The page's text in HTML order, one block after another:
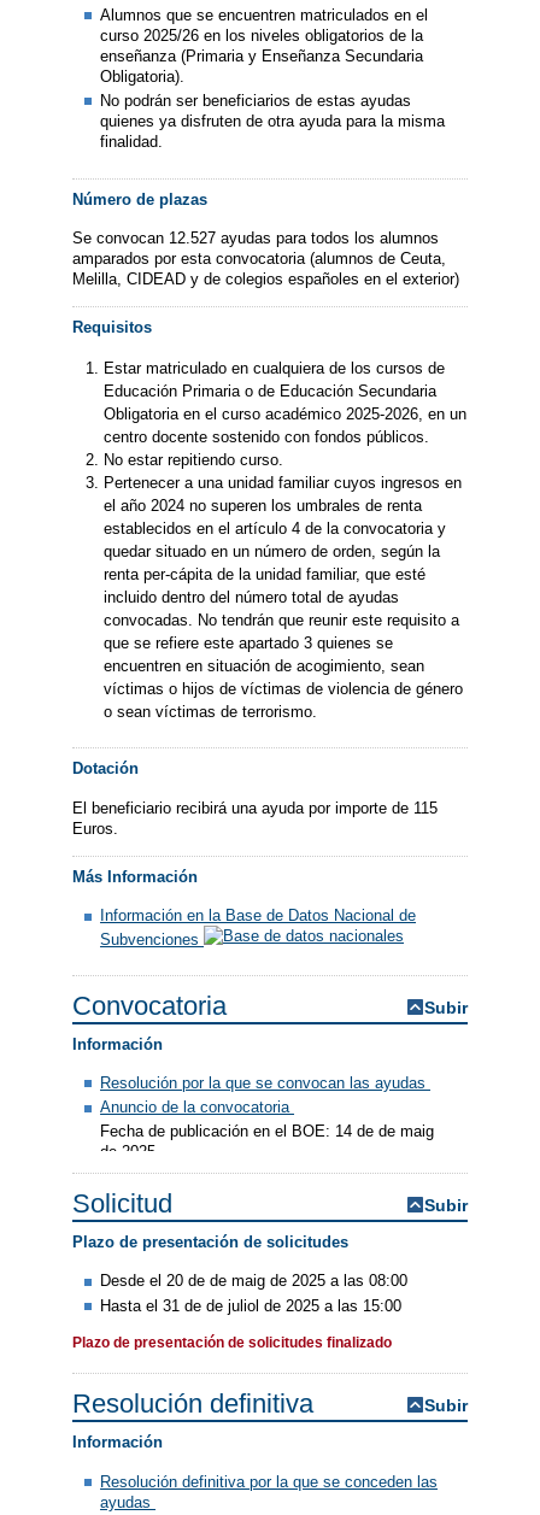
Alumnos que se encuentren matriculados en el
curso 2025/26 en los niveles obligatorios de la
enseñanza (Primaria y Enseñanza Secundaria
Obligatoria).
No podrán ser beneficiarios de estas ayudas
quienes ya disfruten de otra ayuda para la misma
finalidad.
Número de plazas
Se convocan 12.527 ayudas para todos los alumnos
amparados por esta convocatoria (alumnos de Ceuta,
Melilla, CIDEAD y de colegios españoles en el exterior)
Requisitos
Estar matriculado en cualquiera de los cursos de
Educación Primaria o de Educación Secundaria
Obligatoria en el curso académico 2025-2026, en un
centro docente sostenido con fondos públicos.
No estar repitiendo curso.
Pertenecer a una unidad familiar cuyos ingresos en
el año 2024 no superen los umbrales de renta
establecidos en el artículo 4 de la convocatoria y
quedar situado en un número de orden, según la
renta per-cápita de la unidad familiar, que esté
incluido dentro del número total de ayudas
convocadas. No tendrán que reunir este requisito a
que se refiere este apartado 3 quienes se
encuentren en situación de acogimiento, sean
víctimas o hijos de víctimas de violencia de género
o sean víctimas de terrorismo.
Dotación
El beneficiario recibirá una ayuda por importe de 115
Euros.
Más Información
Información en la Base de Datos Nacional de
Subvenciones
Convocatoria Subir
Información
Resolución por la que se convocan las ayudas
Anuncio de la convocatoria
Fecha de publicación en el BOE: 14 de de maig
de 2025
Solicitud Subir
Plazo de presentación de solicitudes
Desde el 20 de de maig de 2025 a las 08:00
Hasta el 31 de de juliol de 2025 a las 15:00
Plazo de presentación de solicitudes finalizado
Resolución definitiva Subir
Información
Resolución definitiva por la que se conceden las
ayudas